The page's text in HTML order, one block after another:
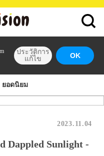
ประวัติการ
แก้ไข
OK
ยอดนิยม
2023.11.04
Dappled Sunlight -